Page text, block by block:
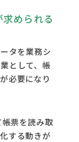
められる
タを業務シ
として、帳
必要になり
票を読み取
する動きが